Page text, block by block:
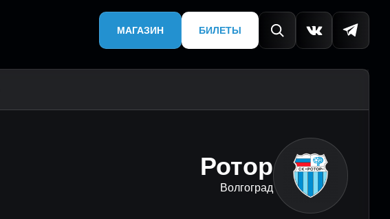
МАГАЗИН БИЛЕТЫ
Ротор
Волгоград